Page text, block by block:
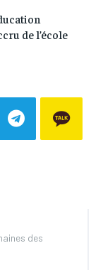
des
de l’école